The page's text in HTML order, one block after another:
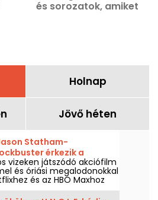
és sorozatok, amiket
Holnap
Jövő héten
Statham-
érkezik a
Maxra
vizeken játszódó akciófilm
és óriási megalodonokkal
és az HBO Maxhoz
2-án.